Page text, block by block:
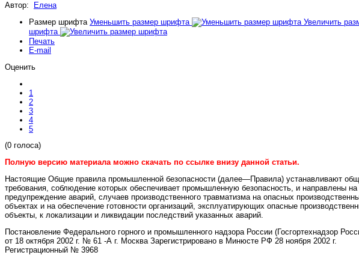
Автор:
Елена
Размер шрифта Уменьшить размер шрифта
Увеличить
шрифта
Печать
E-mail
Оценить
1
2
3
4
5
(0 голоса)
Полную версию материала можно скачать по ссылке внизу данной статьи.
Настоящие Общие правила промышленной безопасности (далее—Правила) устанавливают
требования, соблюдение которых обеспечивает промышленную безопасность, и направлены на
предупреждение аварий, случаев производственного травматизма на опасных
объектах и на обеспечение готовности организаций, эксплуатирующих опасные
объекты, к локализации и ликвидации последствий указанных аварий.
Постановление Федерального горного и промышленного надзора России (Госгортехнадзор
от 18 октября 2002 г. № 61 -А г. Москва Зарегистрировано в Минюсте РФ 28 ноября 2002 г.
Регистрационный № 3968